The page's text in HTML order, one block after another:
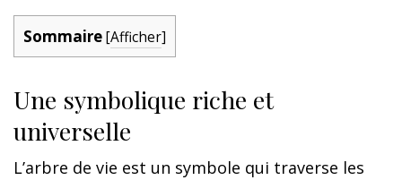
Sommaire[Afficher]
Une symbolique riche et
universelle
L’arbre de vie est un symbole qui traverse les